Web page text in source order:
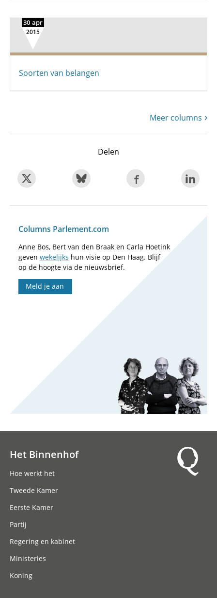
30 apr
2015
Soorten van belangen
Meer columns
Delen
Columns Parlement.com
Anne Bos, Bert van den Braak en Carla Hoetink
geven wekelijks hun visie op Den Haag. Blijf
op de hoogte via de nieuwsbrief.
Meld je aan
Het Binnenhof
Hoe werkt het
Tweede Kamer
Eerste Kamer
Partij
Regering en kabinet
Ministeries
Koning